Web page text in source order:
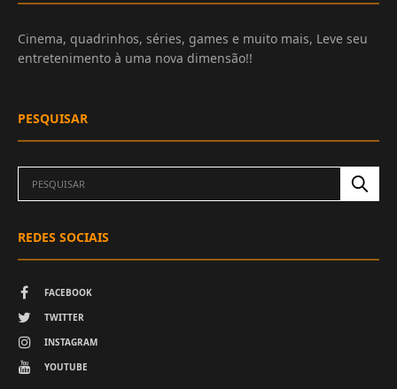
Cinema, quadrinhos, séries, games e muito mais, Leve seu
entretenimento à uma nova dimensão!!
PESQUISAR
REDES SOCIAIS
FACEBOOK
TWITTER
INSTAGRAM
YOUTUBE